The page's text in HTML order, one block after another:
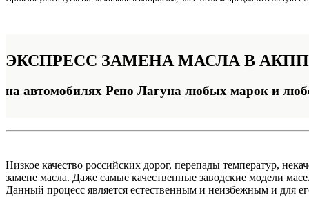
ЭКСПРЕСС ЗАМЕНА МАСЛА В АКПП
на автомобилях Рено Лагуна любых марок и
Низкое качество российских дорог, перепады температур,
замене масла. Даже самые качественные заводские модели
Данный процесс является естественным и неизбежным и для